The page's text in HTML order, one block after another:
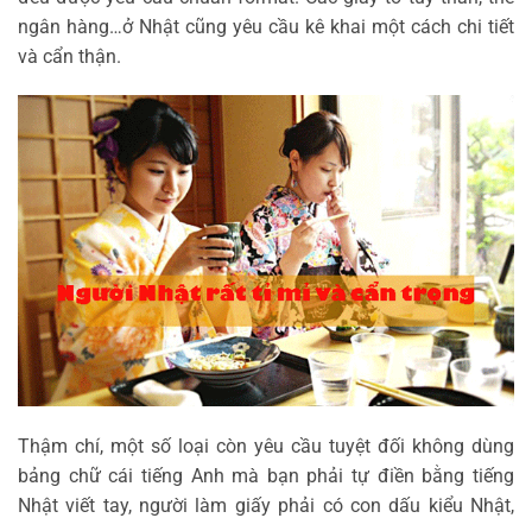
ngân hàng…ở Nhật cũng yêu cầu kê khai một cách chi tiết
và cẩn thận.
Thậm chí, một số loại còn yêu cầu tuyệt đối không dùng
bảng chữ cái tiếng Anh mà bạn phải tự điền bằng tiếng
Nhật viết tay, người làm giấy phải có con dấu kiểu Nhật,